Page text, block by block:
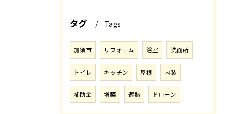
タグ Tags
加須市 リフォーム 浴室 洗面所
トイレ キッチン 屋根 内装
補助金 増築 遮熱 ドローン